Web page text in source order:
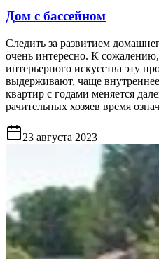
Дом с бассейном
Следить за развитием
очень интересно. К
интерьерного искусства эту
выдерживают, чаще
квартир с годами меняется
рачительных хозяев время
23 августа 2023